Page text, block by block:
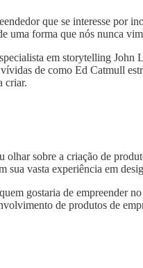
que se interesse
uma forma que nós nunca
em storytelling John
de como Ed Catmull
criar.
sobre a criação de
vasta experiência em
gostaria de empreender
de produtos de